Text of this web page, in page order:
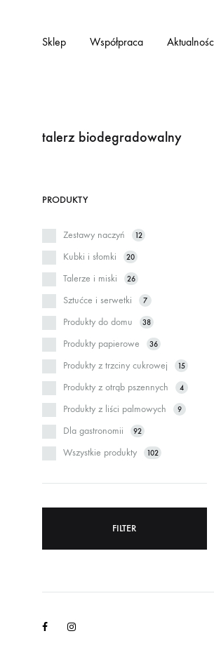
Sklep Współpraca
talerz biodegradowalny
PRODUKTY
Zestawy naczyń 12
Kubki i słomki 20
Talerze i miski 26
Sztućce i serwetki 7
Produkty do domu 38
Produkty papierowe 36
Produkty z trzciny cukrowej 15
Produkty z otrąb pszennych 4
Produkty z liści palmowych 9
Dla gastronomii 92
Wszystkie produkty 102
FILTER
FacebookInstagram